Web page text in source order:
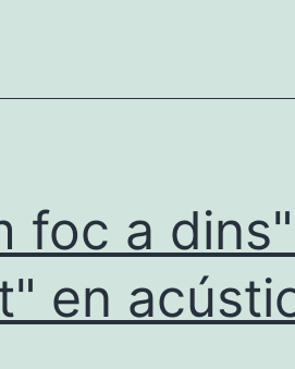
foc a
en